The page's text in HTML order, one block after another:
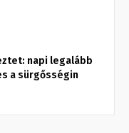
napi legalább
a sürgősségin